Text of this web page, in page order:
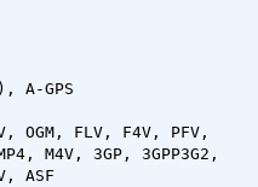
A-GPS
OGM, FLV, F4V, PFV,
M4V, 3GP, 3GPP3G2,
ASF